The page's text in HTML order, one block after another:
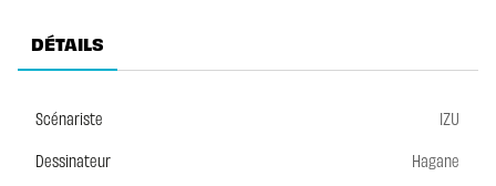
DÉTAILS
Scénariste
IZU
Dessinateur
Hagane